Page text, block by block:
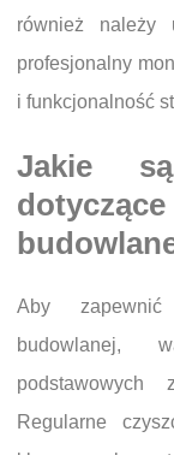
również należy
profesjonalny
i funkcjonalność
Jakie
Aby zapewnić
budowlanej,
podstawowych
Regularne